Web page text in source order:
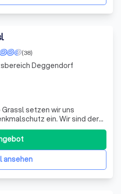
(38)
setzen wir uns
ein. Wir sind der
Pflicht ist, das Erbe
bewahren und für
Mit einem tiefen
haben wir
ansehen
Deggendorf